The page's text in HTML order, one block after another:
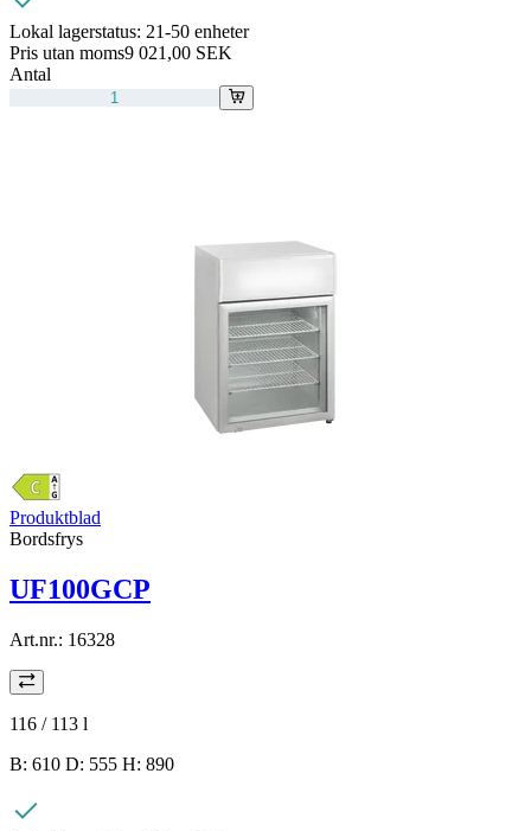
Lokal lagerstatus: 21-50 enheter
Pris utan moms9 021,00 SEK
Antal
Produktblad
Bordsfrys
UF100GCP
Art.nr.: 16328
116 / 113 l
B: 610 D: 555 H: 890